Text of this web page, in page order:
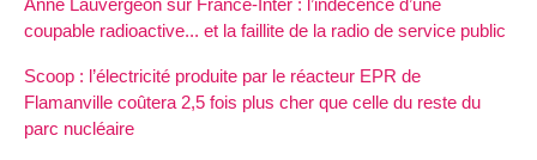
Anne Lauvergeon sur France-Inter : l’indécence d’une
coupable radioactive... et la faillite de la radio de service public
Scoop : l’électricité produite par le réacteur EPR de
Flamanville coûtera 2,5 fois plus cher que celle du reste du
parc nucléaire